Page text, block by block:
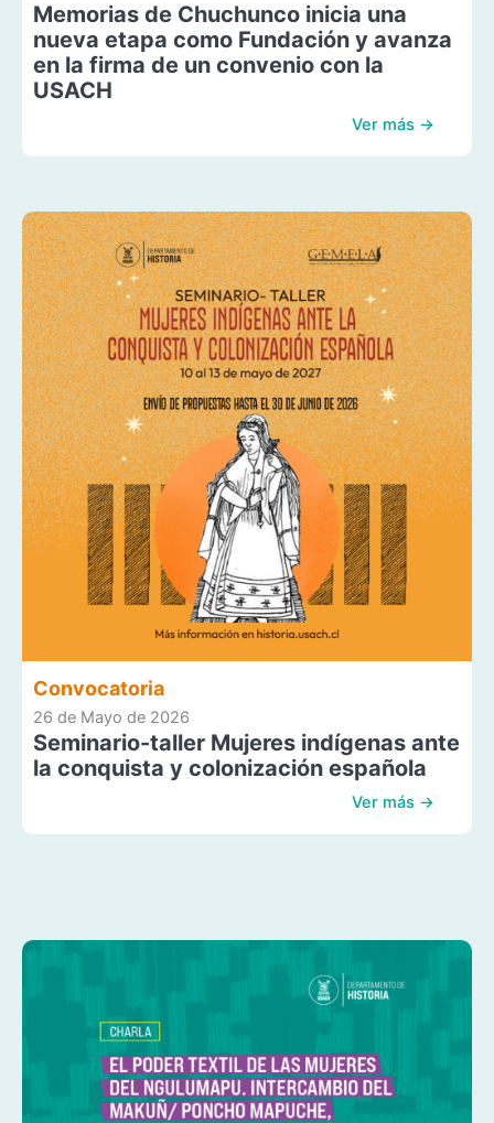
Memorias de Chuchunco inicia una
nueva etapa como Fundación y avanza
en la firma de un convenio con la
USACH
Ver más →
Convocatoria
26 de Mayo de 2026
Seminario-taller Mujeres indígenas ante
la conquista y colonización española
Ver más →